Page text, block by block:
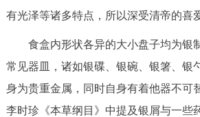
有光泽等诸多特点，所以深受清帝的喜
食盒内形状各异的大小盘子均为银
常见器皿，诸如银碟、银碗、银箸、银
身为贵重金属，同时自身有着他器不可
李时珍《本草纲目》中提及银屑与一些